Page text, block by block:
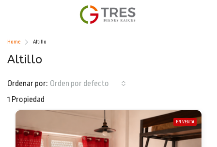
Home Altillo
Altillo
1 Propiedad
Ordenar por: Orden por defecto
EN VENTA